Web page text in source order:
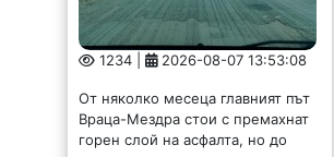
горен слой на асфалта, но до
ремонт така и не се стига.
Шофирането е изпитание за
водачите и автомобилите, които
буквално...